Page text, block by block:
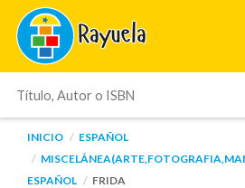
INICIO
ESPAÑOL
ESPAÑOL
FRIDA